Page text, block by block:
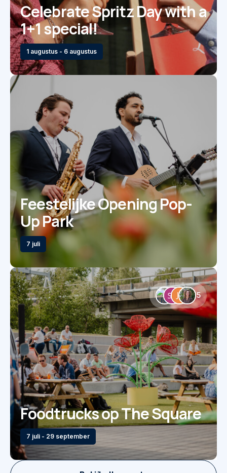
Celebrate Spritz Day with a
1+1 special!
1 augustus - 6 augustus
Feestelijke Opening Pop-
Up Park
7 juli
5
Foodtrucks op The Square
7 juli - 29 september